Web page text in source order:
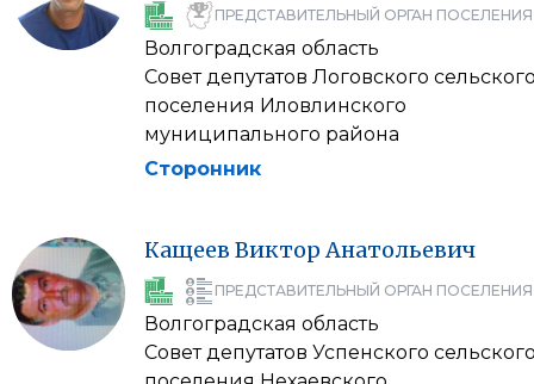
ПРЕДСТАВИТЕЛЬНЫЙ ОРГАН ПОСЕЛЕНИЯ
Волгоградская область
Совет депутатов Логовского
поселения Иловлинского
муниципального района
Сторонник
Кащеев Виктор Анатольевич
ПРЕДСТАВИТЕЛЬНЫЙ ОРГАН ПОСЕЛЕНИЯ
Волгоградская область
Совет депутатов Успенского